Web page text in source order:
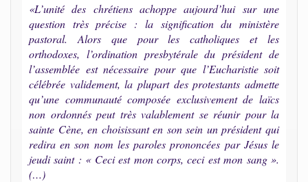
«L’unité des chrétiens achoppe aujourd’hui sur une
question très précise : la signification du ministère
pastoral. Alors que pour les catholiques et les
orthodoxes, l’ordination presbytérale du président de
l’assemblée est nécessaire pour que l’Eucharistie soit
célébrée validement, la plupart des protestants admette
qu’une communauté composée exclusivement de laïcs
non ordonnés peut très valablement se réunir pour la
sainte Cène, en choisissant en son sein un président qui
redira en son nom les paroles prononcées par Jésus le
jeudi saint : « Ceci est mon corps, ceci est mon sang ».
(…)